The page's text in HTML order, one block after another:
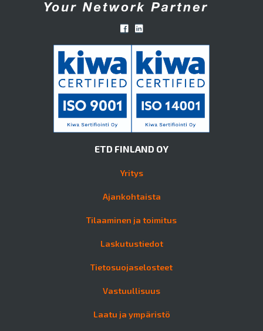
ETD FINLAND OY
Yritys
Ajankohtaista
Tilaaminen ja toimitus
Laskutustiedot
Tietosuojaselosteet
Vastuullisuus
Laatu ja ympäristö